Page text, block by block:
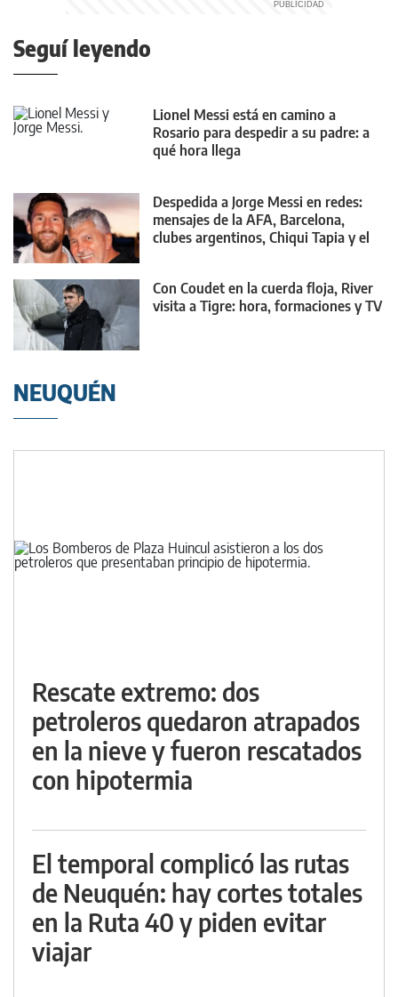
Seguí leyendo
Lionel Messi está en camino a
Rosario para despedir a su padre: a
qué hora llega
Despedida a Jorge Messi en redes:
mensajes de la AFA, Barcelona,
clubes argentinos, Chiqui Tapia y el
Con Coudet en la cuerda floja, River
visita a Tigre: hora, formaciones y TV
NEUQUÉN
Rescate extremo: dos
petroleros quedaron atrapados
en la nieve y fueron rescatados
con hipotermia
El temporal complicó las rutas
de Neuquén: hay cortes totales
en la Ruta 40 y piden evitar
viajar